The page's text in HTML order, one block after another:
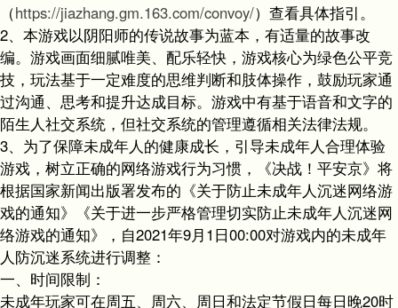
（https://jiazhang.gm.163.com/convoy/）查看具体指引。
2、本游戏以阴阳师的传说故事为蓝本，有适量的故事改
编。游戏画面细腻唯美、配乐轻快，游戏核心为绿色公平竞
技，玩法基于一定难度的思维判断和肢体操作，鼓励玩家通
过沟通、思考和提升达成目标。游戏中有基于语音和文字的
陌生人社交系统，但社交系统的管理遵循相关法律法规。
3、为了保障未成年人的健康成长，引导未成年人合理体验
游戏，树立正确的网络游戏行为习惯，《决战！平安京》将
根据国家新闻出版署发布的《关于防止未成年人沉迷网络游
戏的通知》《关于进一步严格管理切实防止未成年人沉迷网
络游戏的通知》，自2021年9月1日00:00对游戏内的未成年
人防沉迷系统进行调整：
一、时间限制：
未成年玩家可在周五、周六、周日和法定节假日每日晚20时